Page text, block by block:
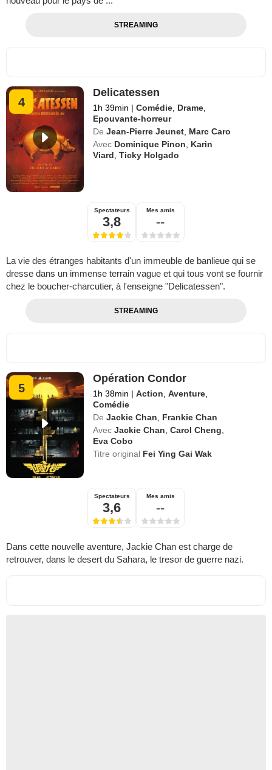
STREAMING
4
Delicatessen
1h 39min | Comédie Drame
Epouvante-horreur
De Jean-Pierre Jeunet Marc Caro
Avec Dominique Pinon
Karin
Viard ,Ticky Holgado
Spectateurs
3,8
Mes amis
--
La vie des étranges habitants d'un immeuble de banlieue qui se
dresse dans un immense terrain vague et qui tous vont se fournir
chez le boucher-charcutier, à l'enseigne "Delicatessen".
STREAMING
5
Opération Condor
1h 38min | Action ,Aventure
Comédie
De Jackie Chan
Frankie Chan
Avec Jackie Chan ,Carol Cheng
Eva Cobo
Titre original Fei Ying Gai Wak
Spectateurs
3,6
Mes amis
--
Dans cette nouvelle aventure, Jackie Chan est charge de
retrouver, dans le desert du Sahara, le tresor de guerre nazi.